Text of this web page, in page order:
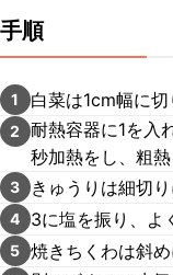
手順
1 白菜は1cm幅に切
2
耐熱容器に1を入
秒加熱をし、粗熱
3 きゅうりは細切り
4 3に塩を振り、よ
5 焼きちくわは斜め